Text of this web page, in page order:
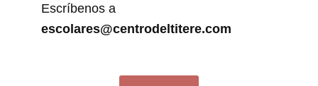
Escríbenos a
escolares@centrodeltitere.com